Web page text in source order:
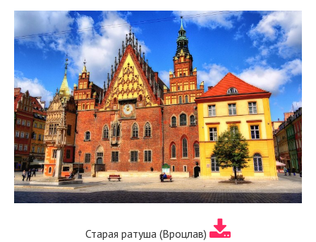
Старая ратуша (Вроцлав)